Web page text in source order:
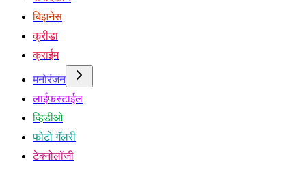
बिझनेस
क्रीडा
क्राईम
मनोरंजन
लाईफस्टाईल
व्हिडीओ
फोटो गॅलरी
टेक्नोलॉजी